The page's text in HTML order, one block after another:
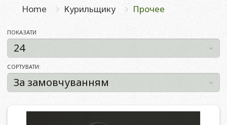
Home Курильщику Прочее
ПОКАЗАТИ
СОРТУВАТИ: